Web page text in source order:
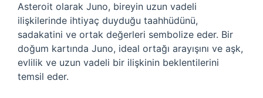
Asteroit olarak Juno, bireyin uzun vadeli
ilişkilerinde ihtiyaç duyduğu taahhüdünü,
sadakatini ve ortak değerleri sembolize eder. Bir
doğum kartında Juno, ideal ortağı arayışını ve aşk,
evlilik ve uzun vadeli bir ilişkinin beklentilerini
temsil eder.